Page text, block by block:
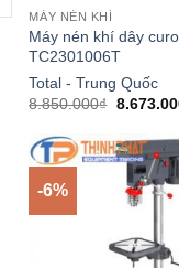
MÁY NÉN KHÍ
Máy nén khí dây
TC2301006T
Total - Trung Quốc
8.850.000₫ Giá
là:
-6%